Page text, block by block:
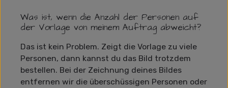
Was ist, wenn die Anzahl der Personen auf
der Vorlage von meinem Auftrag abweicht?
Das ist kein Problem. Zeigt die Vorlage zu viele
Personen, dann kannst du das Bild trotzdem
bestellen. Bei der Zeichnung deines Bildes
entfernen wir die überschüssigen Personen oder